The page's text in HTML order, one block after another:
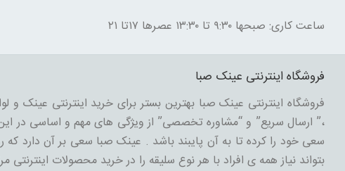
ساعت کاری: صبحها ۹:۳۰ تا ۱۳:۳۰ عصرها ۱۷تا ۲۱
فروشگاه اینترنتی عینک صبا
فروشگاه اینترنتی عینک صبا بهترین بستر برای خرید اینترنتی عینک و
،” ارسال سریع” و “مشاوره تخصصی” از ویژگی های مهم و اساسی در
سعی خود را کرده تا به آن پایبند باشد . عینک صبا سعی بر آن دارد که
بتواند نیاز همه ی افراد با هر نوع سلیقه را در خرید محصولات اینترنتی